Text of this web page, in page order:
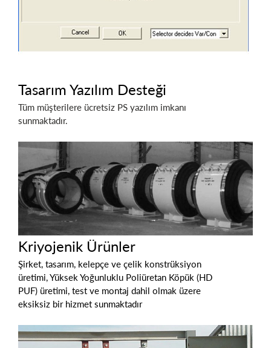
Tasarım Yazılım Desteği
Tüm müşterilere ücretsiz PS yazılım imkanı
sunmaktadır.
Kriyojenik Ürünler
Şirket, tasarım, kelepçe ve çelik konstrüksiyon
üretimi, Yüksek Yoğunluklu Poliüretan Köpük (HD
PUF) üretimi, test ve montaj dahil olmak üzere
eksiksiz bir hizmet sunmaktadır